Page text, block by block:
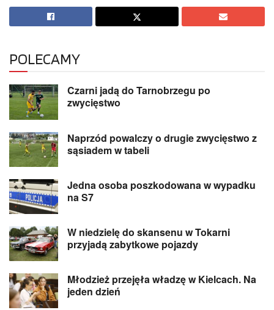
POLECAMY
Czarni jadą do Tarnobrzegu po
zwycięstwo
Naprzód powalczy o drugie zwycięstwo z
sąsiadem w tabeli
Jedna osoba poszkodowana w wypadku
na S7
W niedzielę do skansenu w Tokarni
przyjadą zabytkowe pojazdy
Młodzież przejęła władzę w Kielcach. Na
jeden dzień